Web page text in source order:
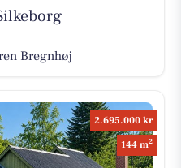
Bregnhøj
2.695.000 kr
144 m2